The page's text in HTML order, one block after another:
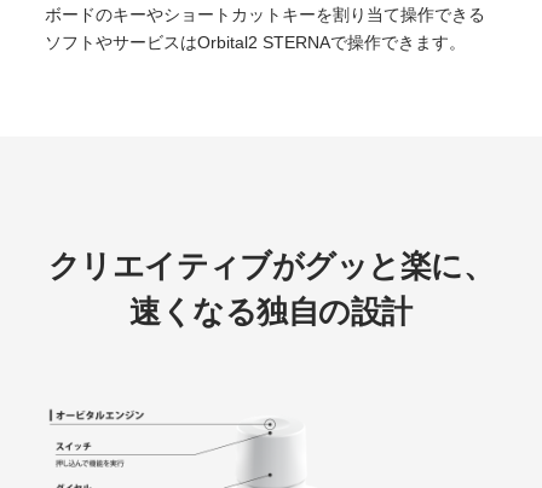
ボードのキーやショートカットキーを割り当て操作できる
ソフトやサービスはOrbital2 STERNAで操作できます。
クリエイティブがグッと楽に、
速くなる独自の設計